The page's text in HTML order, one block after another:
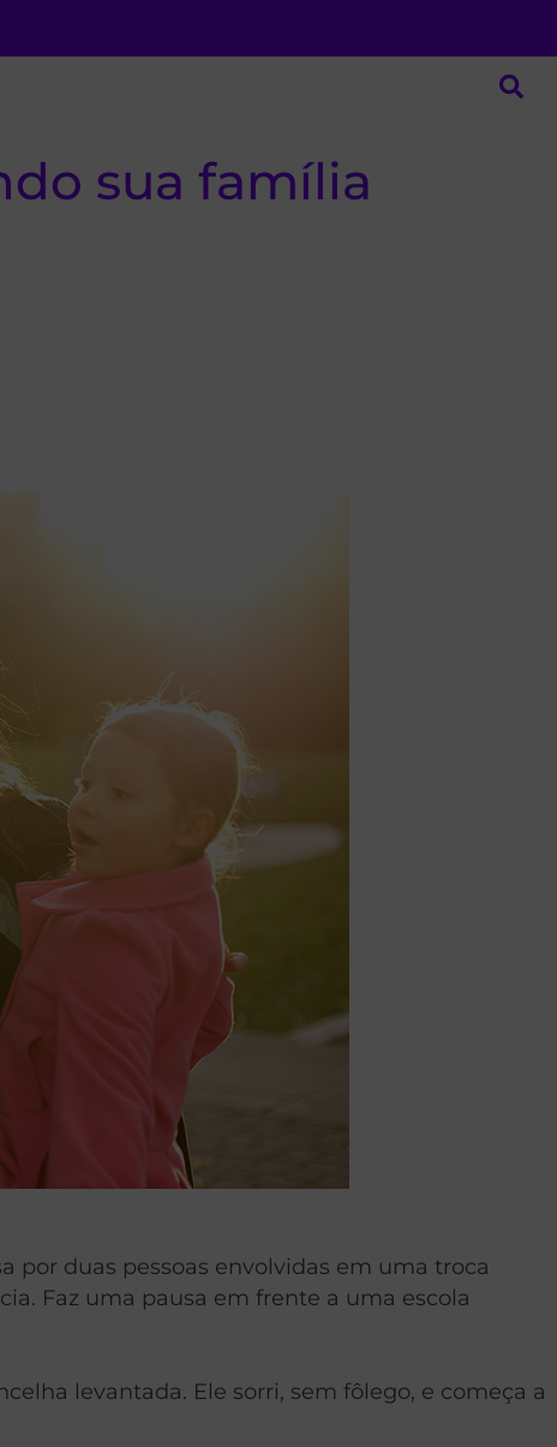
sua família
por duas pessoas envolvidas em uma troca
Faz uma pausa em frente a uma escola
levantada. Ele sorri, sem fôlego, e começa a